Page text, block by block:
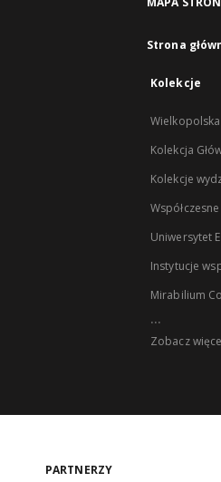
Strona
Kolekcje
Kolekcja
Kolekcje
Uniwersytet
Instytucje
Mirabilium
...
Zobacz
PARTNERZY